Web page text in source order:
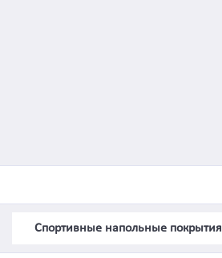
Спортивные напольные покрытия